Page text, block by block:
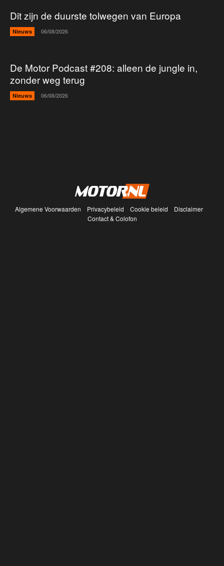
Dit zijn de duurste tolwegen van Europa
Nieuws 06/08/2026
De Motor Podcast #208: alleen de jungle in,
zonder weg terug
Nieuws 06/08/2026
Algemene Voorwaarden Privacybeleid Cookie beleid
Disclaimer
Contact & Colofon